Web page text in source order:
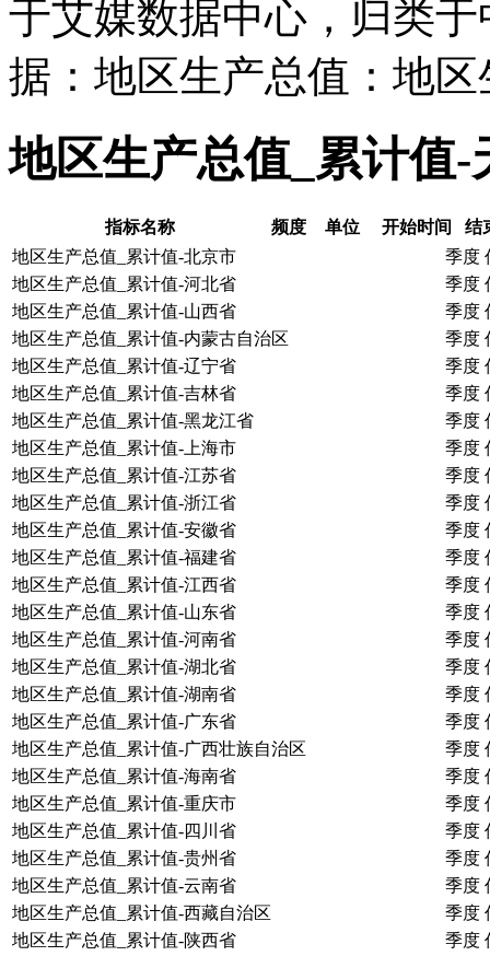
于艾媒数据中心，归类
据：地区生产总值：地
地区生产总值_累计值
指标名称 频度 单位 开始时间
结
地区生产总值_累计值-北京市
季度
地区生产总值_累计值-河北省
季度
地区生产总值_累计值-山西省
季度
地区生产总值_累计值-内蒙古自治区
季度
地区生产总值_累计值-辽宁省
季度
地区生产总值_累计值-吉林省
季度
地区生产总值_累计值-黑龙江省
季度
地区生产总值_累计值-上海市
季度
地区生产总值_累计值-江苏省
季度
地区生产总值_累计值-浙江省
季度
地区生产总值_累计值-安徽省
季度
地区生产总值_累计值-福建省
季度
地区生产总值_累计值-江西省
季度
地区生产总值_累计值-山东省
季度
地区生产总值_累计值-河南省
季度
地区生产总值_累计值-湖北省
季度
地区生产总值_累计值-湖南省
季度
地区生产总值_累计值-广东省
季度
地区生产总值_累计值-广西壮族自治区
季度
地区生产总值_累计值-海南省
季度
地区生产总值_累计值-重庆市
季度
地区生产总值_累计值-四川省
季度
地区生产总值_累计值-贵州省
季度
地区生产总值_累计值-云南省
季度
地区生产总值_累计值-西藏自治区
季度
地区生产总值_累计值-陕西省
季度